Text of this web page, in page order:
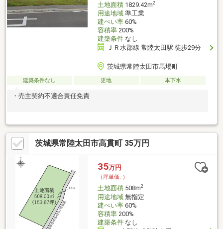
土地面積1829.42m2
用途地域準工業
建ぺい率60%
容積率200%
建築条件なし
ＪＲ水郡線 常陸太田駅 徒歩29分
茨城県常陸太田市馬場町
建築条件なし 更地 本下水
・売主契約不適合責任免責
茨城県常陸太田市高貫町 35万円
35万円
（坪単価:-）
土地面積508m2
用途地域無指定
建ぺい率60%
容積率200%
建築条件なし